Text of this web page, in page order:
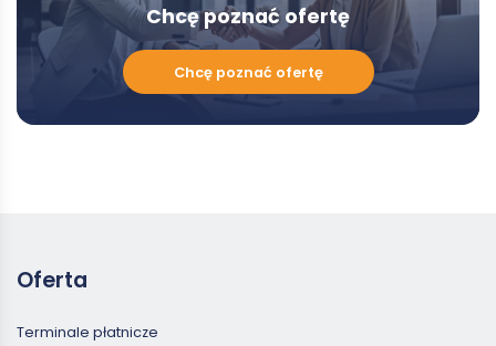
Chcę poznać ofertę
Chcę
Chcę poznać ofertę
Oferta
Terminale płatnicze